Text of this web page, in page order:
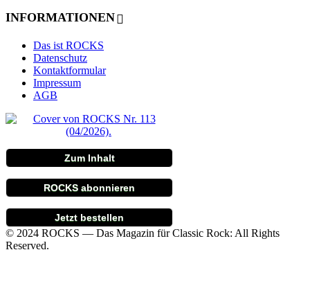
INFORMATIONEN
Das ist ROCKS
Datenschutz
Kontaktformular
Impressum
AGB
Zum Inhalt
ROCKS abonnieren
Jetzt bestellen
© 2024 ROCKS — Das Magazin für Classic Rock: All Rights
Reserved.